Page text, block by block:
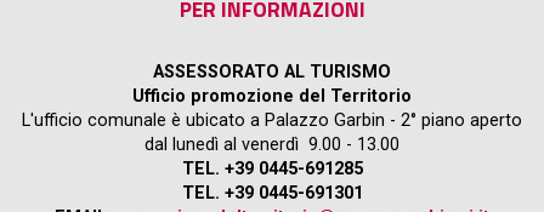
PER INFORMAZIONI
ASSESSORATO AL TURISMO
Ufficio promozione del Territorio
L'ufficio comunale è ubicato a Palazzo Garbin - 2° piano aperto
dal lunedì al venerdì 9.00 - 13.00
TEL. +39 0445-691285
TEL. +39 0445-691301